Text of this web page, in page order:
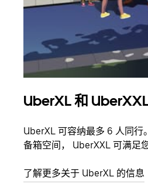
UberXL 和
UberXL 可容纳最多 6 人同行
备箱空间， UberXXL 可满足
了解更多关于 UberXL 的信息